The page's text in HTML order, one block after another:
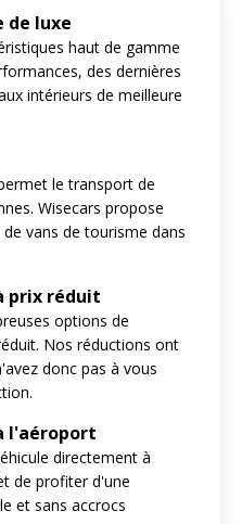
de luxe
haut de gamme
des dernières
intérieurs de meilleure
le transport de
Wisecars propose
vans de tourisme dans
prix réduit
options de
Nos réductions ont
donc pas à vous
l'aéroport
directement à
de profiter d'une
et sans accrocs